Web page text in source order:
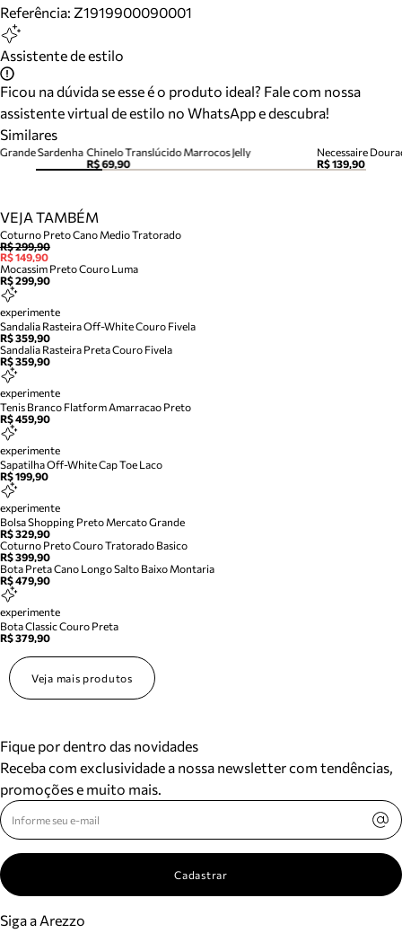
Referência: Z1919900090001
Assistente de estilo
Ficou na dúvida se esse é o produto ideal? Fale com nossa
assistente virtual de estilo no WhatsApp e descubra!
Similares
Chinelo Translúcido Marrocos Jelly
R$ 69,90
Necessaire
R$ 139,90
Sardenha
VEJA TAMBÉM
Coturno Preto Cano Medio Tratorado
R$ 299,90
R$ 149,90
Mocassim Preto Couro Luma
R$ 299,90
experimente
Sandalia Rasteira Off-White Couro Fivela
R$ 359,90
Sandalia Rasteira Preta Couro Fivela
R$ 359,90
experimente
Tenis Branco Flatform Amarracao Preto
R$ 459,90
experimente
Sapatilha Off-White Cap Toe Laco
R$ 199,90
experimente
Bolsa Shopping Preto Mercato Grande
R$ 329,90
Coturno Preto Couro Tratorado Basico
R$ 399,90
Bota Preta Cano Longo Salto Baixo Montaria
R$ 479,90
experimente
Bota Classic Couro Preta
R$ 379,90
Veja mais produtos
Fique por dentro das novidades
Receba com exclusividade a nossa newsletter com tendências,
promoções e muito mais.
Cadastrar
Siga a Arezzo